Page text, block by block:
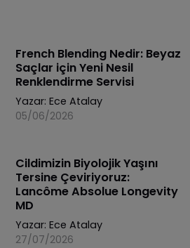
French Blending Nedir: Beyaz
Saçlar için Yeni Nesil
Renklendirme Servisi
Yazar: Ece Atalay
05/06/2026
Cildimizin Biyolojik Yaşını
Tersine Çeviriyoruz:
Lancôme Absolue Longevity
MD
Yazar: Ece Atalay
27/07/2026